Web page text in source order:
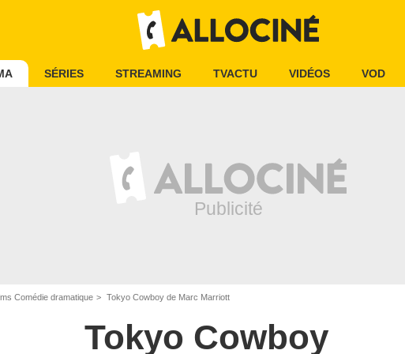
SÉRIES STREAMING TVACTU VIDÉOS VOD
Comédie dramatique Tokyo Cowboy de Marc Marriott
Tokyo Cowboy